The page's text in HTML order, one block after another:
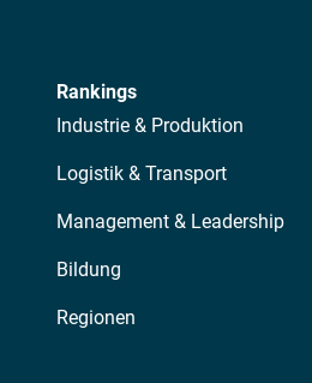
Rankings
Industrie & Produktion
Logistik & Transport
Management & Leadership
Bildung
Regionen